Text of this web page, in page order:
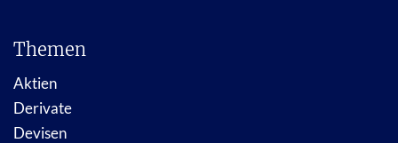
Themen
Aktien
Derivate
Devisen